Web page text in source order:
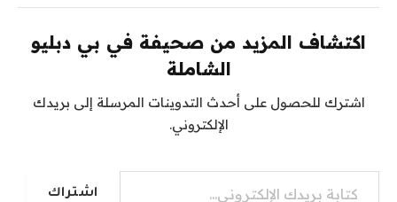
اكتشاف المزيد من صحيفة في بي دبليو
الشاملة
اشترك للحصول على أحدث التدوينات المرسلة إلى بريدك
الإلكتروني.
كتابة بريدك الإلكتروني...
اشتراك